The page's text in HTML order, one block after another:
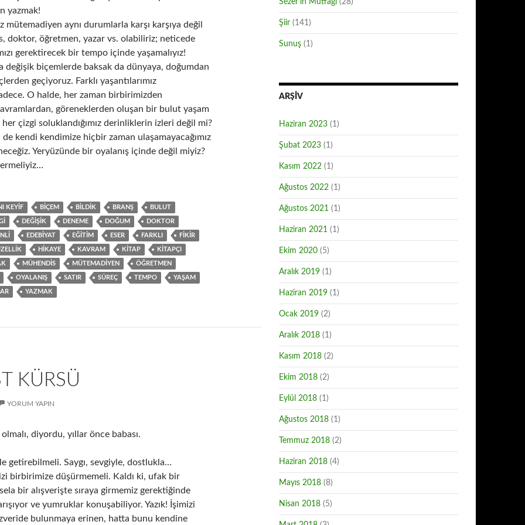
yazmak!
aynı durumlarla karşı karşıya değil
doktor, öğretmen, yazar vs. olabiliriz; neticede
gerektirecek bir tempo içinde yaşamalıyız!
değişik biçemlerde baksak da dünyaya, doğumdan
geçiyoruz. Farklı yaşantılarımız
O halde, her zaman birbirimizden
göreneklerden oluşan bir bulut yaşam
çizgi soluklandığımız derinliklerin izleri değil mi?
kendi kendimize hiçbir zaman ulaşamayacağımız
Yeryüzünde bir oyalanış içinde değil miyiz?
KEYIF BIÇEM BILDIK BRANŞ BULUT
DEĞIŞIK DENEME DOĞUM DOKTOR
EDEBIYAT EĞITIM ESER FARKLI FIKIR
HIKAYE KAVRAM KITAP KITAPÇI
MÜHENDIS MÜTEMADIYEN ÖĞRETMEN
OYALANIŞ SATIR SÜREÇ TEMPO YAŞAM
YAZMAK
KÜRSÜ
YORUM YAPIN
diyordu, yıllar önce babası.
getirebilmeli. Saygı, sevgiyle, dostlukla…
birbirimize düşürmemeli. Kaldı ki, ufak bir
bir alışverişte sıraya girmemiz gerektiğinde
ve yumruklar konuşabiliyor. Yazık! İşimizi
bulunmaya erinen, hatta bunu kendine
Sezer'in Mutfağı (28)
Şiir (141)
Sunuş (1)
ARŞIV
Haziran 2023 (1)
Şubat 2023 (1)
Kasım 2022 (1)
Ağustos 2022 (1)
Ağustos 2021 (1)
Haziran 2021 (1)
Ekim 2020 (5)
Aralık 2019 (1)
Haziran 2019 (1)
Ocak 2019 (2)
Aralık 2018 (1)
Kasım 2018 (2)
Ekim 2018 (2)
Eylül 2018 (1)
Ağustos 2018 (1)
Temmuz 2018 (2)
Haziran 2018 (4)
Mayıs 2018 (8)
Nisan 2018 (5)